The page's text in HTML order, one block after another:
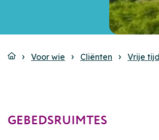
Voor wie Cliënten Vrije tijd
GEBEDSRUIMTES